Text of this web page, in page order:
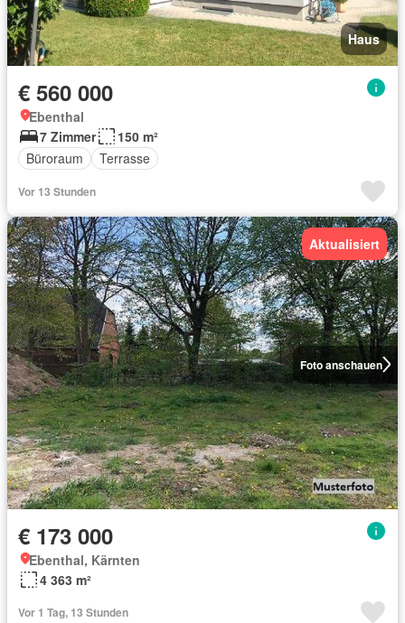
Haus
€ 560 000
Ebenthal
7 Zimmer
150 m²
Büroraum
Terrasse
Vor 13 Stunden
Foto anschauen
Aktualisiert
€ 173 000
Ebenthal, Kärnten
4 363 m²
Vor 1 Tag, 13 Stunden